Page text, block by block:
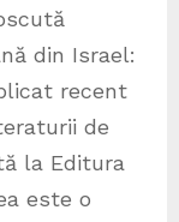
din Israel:
recent
de
la Editura
este o